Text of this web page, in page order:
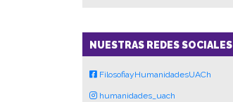
NUESTRAS REDES SOCIALES
FilosofiayHumanidadesUACh
humanidades_uach